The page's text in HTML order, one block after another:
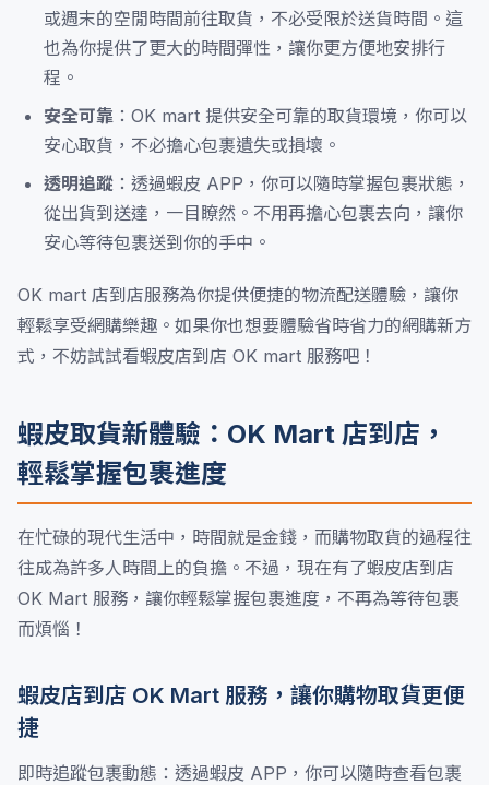
或週末的空閒時間前往取貨，不必受限於送貨時間。這
也為你提供了更大的時間彈性，讓你更方便地安排行
程。
安全可靠 ：OK mart 提供安全可靠的取貨環境，你可以
安心取貨，不必擔心包裹遺失或損壞。
透明追蹤 ：透過蝦皮 APP，你可以隨時掌握包裹狀態，
從出貨到送達，一目瞭然。不用再擔心包裹去向，讓你
安心等待包裹送到你的手中。
OK mart 店到店服務為你提供便捷的物流配送體驗，讓你
輕鬆享受網購樂趣。如果你也想要體驗省時省力的網購新方
式，不妨試試看蝦皮店到店 OK mart 服務吧！
蝦皮取貨新體驗：OK Mart 店到店，
輕鬆掌握包裹進度
在忙碌的現代生活中，時間就是金錢，而購物取貨的過程往
往成為許多人時間上的負擔。不過，現在有了蝦皮店到店
OK Mart 服務，讓你輕鬆掌握包裹進度，不再為等待包裹
而煩惱！
蝦皮店到店 OK Mart 服務，讓你購物取貨更便
捷
即時追蹤包裹動態：透過蝦皮 APP，你可以隨時查看包裹